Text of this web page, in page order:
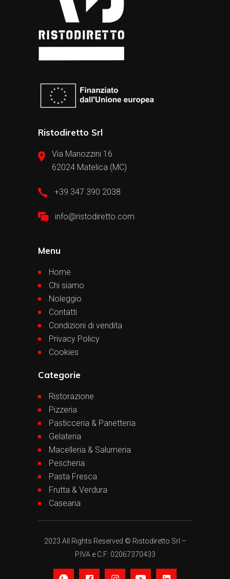
Ristodiretto Srl
Via Manozzini 16
62024 Matelica (MC)
+39 347 390 2038
info@ristodiretto.com
Menu
Home
Chi siamo
Noleggio
Contatti
Condizioni di vendita
Privacy Policy
Cookies
Categorie
Ristorazione
Pizzeria
Pasticceria & Panetteria
Gelateria
Macelleria & Salumeria
Pescheria
Pasta Fresca
Frutta & Verdura
Casearia
2023 All Rights Reserved © Ristodiretto Srl –
P.IVA e C.F: 02067370433